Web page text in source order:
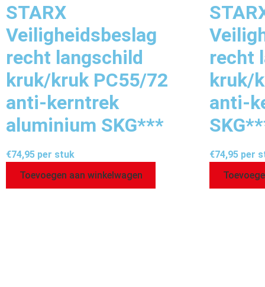
STARX
Veiligheidsbeslag
recht langschild
kruk/kruk PC55/72
anti-kerntrek
aluminium SKG***
€74,95 per stuk
Toevoegen aan winkelwagen
recht
kruk/
anti-
€74,95 per